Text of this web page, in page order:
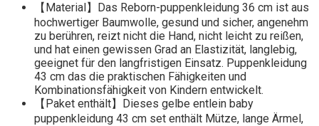
【Material】Das Reborn-puppenkleidung 36 cm ist aus
hochwertiger Baumwolle, gesund und sicher, angenehm
zu berühren, reizt nicht die Hand, nicht leicht zu reißen,
und hat einen gewissen Grad an Elastizität, langlebig,
geeignet für den langfristigen Einsatz. Puppenkleidung
43 cm das die praktischen Fähigkeiten und
Kombinationsfähigkeit von Kindern entwickelt.
【Paket enthält】Dieses gelbe entlein baby
puppenkleidung 43 cm set enthält Mütze, lange Ärmel,